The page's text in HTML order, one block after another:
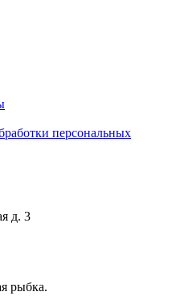
персональных
д. 3
рыбка.